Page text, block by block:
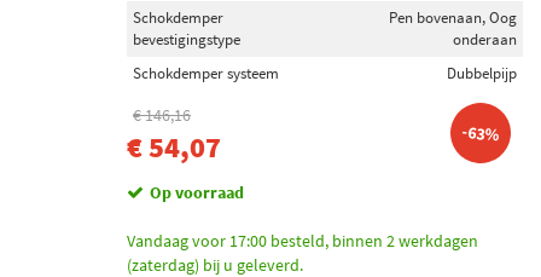
Schokdemper
bevestigingstype
Pen bovenaan, Oog
onderaan
Schokdemper systeem
Dubbelpijp
€ 146,16
€ 54,07 -63%
Op voorraad
Vandaag voor 17:00 besteld, binnen 2 werkdagen
(zaterdag) bij u geleverd.